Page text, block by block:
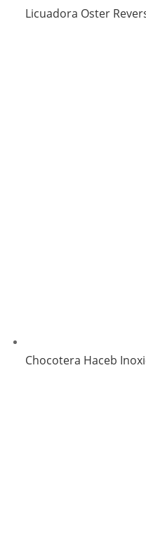
Licuadora Oster
Chocotera Haceb